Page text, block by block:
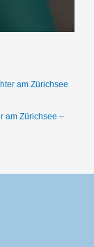
am Zürichsee –